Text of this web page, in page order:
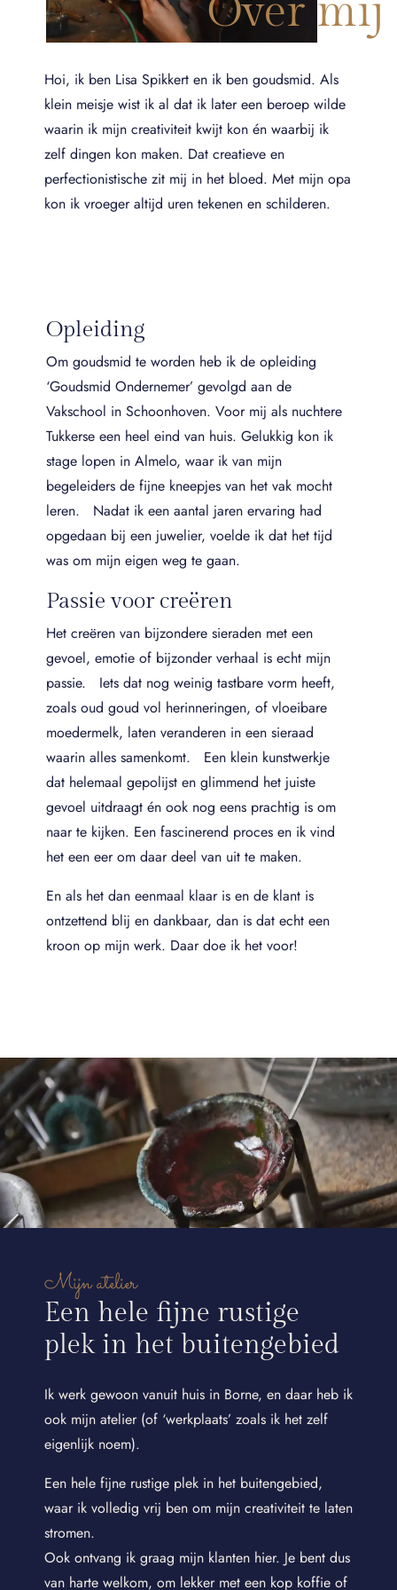
Over mij
Hoi, ik ben Lisa Spikkert en ik ben goudsmid. Als
klein meisje wist ik al dat ik later een beroep wilde
waarin ik mijn creativiteit kwijt kon én waarbij ik
zelf dingen kon maken. Dat creatieve en
perfectionistische zit mij in het bloed. Met mijn opa
kon ik vroeger altijd uren tekenen en schilderen.
Opleiding
Om goudsmid te worden heb ik de opleiding
‘Goudsmid Ondernemer’ gevolgd aan de
Vakschool in Schoonhoven. Voor mij als nuchtere
Tukkerse een heel eind van huis. Gelukkig kon ik
stage lopen in Almelo, waar ik van mijn
begeleiders de fijne kneepjes van het vak mocht
leren. Nadat ik een aantal jaren ervaring had
opgedaan bij een juwelier, voelde ik dat het tijd
was om mijn eigen weg te gaan.
Passie voor creëren
Het creëren van bijzondere sieraden met een
gevoel, emotie of bijzonder verhaal is echt mijn
passie. Iets dat nog weinig tastbare vorm heeft,
zoals oud goud vol herinneringen, of vloeibare
moedermelk, laten veranderen in een sieraad
waarin alles samenkomt. Een klein kunstwerkje
dat helemaal gepolijst en glimmend het juiste
gevoel uitdraagt én ook nog eens prachtig is om
naar te kijken. Een fascinerend proces en ik vind
het een eer om daar deel van uit te maken.
En als het dan eenmaal klaar is en de klant is
ontzettend blij en dankbaar, dan is dat echt een
kroon op mijn werk. Daar doe ik het voor!
Mijn atelier
Een hele fijne rustige
plek in het buitengebied
Ik werk gewoon vanuit huis in Borne, en daar heb ik
ook mijn atelier (of ‘werkplaats’ zoals ik het zelf
eigenlijk noem).
Een hele fijne rustige plek in het buitengebied,
waar ik volledig vrij ben om mijn creativiteit te laten
stromen.
Ook ontvang ik graag mijn klanten hier. Je bent dus
van harte welkom, om lekker met een kop koffie of